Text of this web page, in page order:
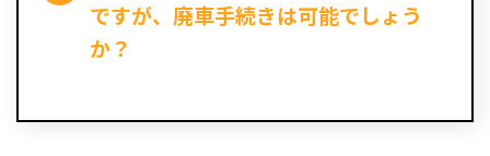
ですが、廃車手続きは可能でしょう
か？